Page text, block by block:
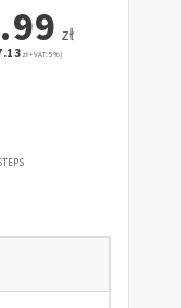
zł
zł + VAT: 5%)